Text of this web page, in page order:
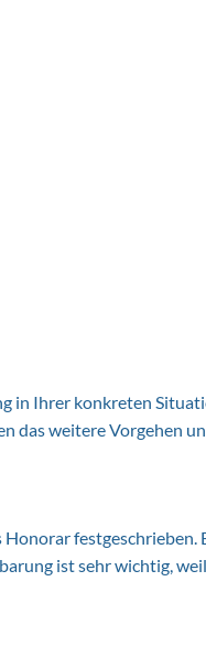
in Ihrer konkreten
das weitere Vorgehen
festgeschrieben.
ist sehr wichtig,